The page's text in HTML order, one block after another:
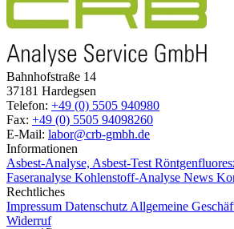
Bahnhofstraße 14
37181 Hardegsen
Telefon: +49 (0) 5505 940980
Fax: +49 (0) 5505 94098260
E-Mail: labor@crb-gmbh.de
Informationen
Asbest-Analyse, Asbest-Test
Faseranalyse Kohlenstoff-Analyse News
Rechtliches
Impressum Datenschutz Allgemeine
Widerruf